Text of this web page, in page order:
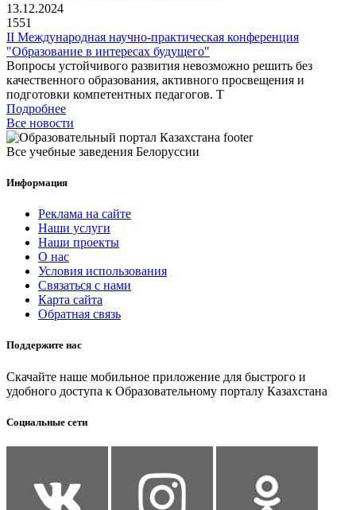
13.12.2024
1551
II Международная научно-практическая конференция
"Образование в интересах будущего"
Вопросы устойчивого развития невозможно решить без
качественного образования, активного просвещения и
подготовки компетентных педагогов. Т
Подробнее
Все новости
Все учебные заведения Белоруссии
Информация
Реклама на сайте
Наши услуги
Наши проекты
О нас
Условия использования
Связаться с нами
Карта сайта
Обратная связь
Поддержите нас
Скачайте наше мобильное приложение для быстрого и
удобного доступа к Образовательному порталу Казахстана
Социальные сети